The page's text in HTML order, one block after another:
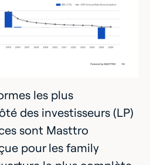
les plus
des investisseurs (LP)
sont Masttro
pour les family